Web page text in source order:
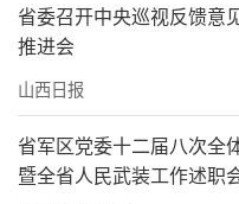
省委召开中央巡视反馈意
推进会
山西日报
省军区党委十二届八次全
暨全省人民武装工作述职